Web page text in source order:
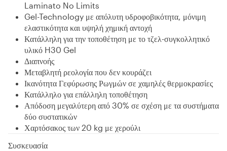
Laminato No Limits
Gel-Technology με απόλυτη υδροφοβικότητα, μόνιμη
ελαστικότητα και υψηλή χημική αντοχή
Κατάλληλη για την τοποθέτηση με το τζελ-συγκολλητικό
υλικό H30 Gel
Διαπνοής
Μεταβλητή ρεολογία που δεν κουράζει
Ικανότητα Γεφύρωσης Ρωγμών σε χαμηλές θερμοκρασίες
Κατάλληλο για επάλληλη τοποθέτηση
Απόδοση μεγαλύτερη από 30% σε σχέση με τα συστήματα
δύο συστατικών
Χαρτόσακος των 20 kg με χερούλι
Συσκευασία